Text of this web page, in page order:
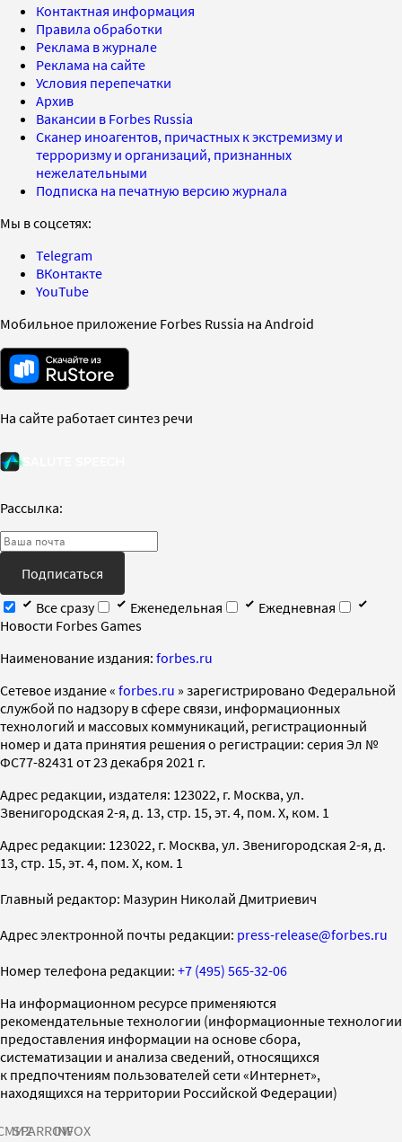
Контактная информация
Правила обработки
Реклама в журнале
Реклама на сайте
Условия перепечатки
Архив
Вакансии в Forbes Russia
Сканер иноагентов, причастных к экстремизму и
терроризму и организаций, признанных
нежелательными
Подписка на печатную версию журнала
Мы в соцсетях:
Telegram
ВКонтакте
YouTube
Мобильное приложение Forbes Russia на Android
На сайте работает синтез речи
Рассылка:
Подписаться
Все сразу
Еженедельная
Ежедневная
Новости Forbes Games
Наименование издания: forbes.ru
Cетевое издание « forbes.ru » зарегистрировано Федеральной
службой по надзору в сфере связи, информационных
технологий и массовых коммуникаций, регистрационный
номер и дата принятия решения о регистрации: серия Эл №
ФС77-82431 от 23 декабря 2021 г.
Адрес редакции, издателя: 123022, г. Москва, ул.
Звенигородская 2-я, д. 13, стр. 15, эт. 4, пом. X, ком. 1
Адрес редакции: 123022, г. Москва, ул. Звенигородская 2-я, д.
13, стр. 15, эт. 4, пом. X, ком. 1
Главный редактор: Мазурин Николай Дмитриевич
Адрес электронной почты редакции: press-release@forbes.ru
Номер телефона редакции: +7 (495) 565-32-06
На информационном ресурсе применяются
рекомендательные технологии (информационные технологии
предоставления информации на основе сбора,
систематизации и анализа сведений, относящихся
к предпочтениям пользователей сети «Интернет»,
находящихся на территории Российской Федерации)
SPARROWINFOX